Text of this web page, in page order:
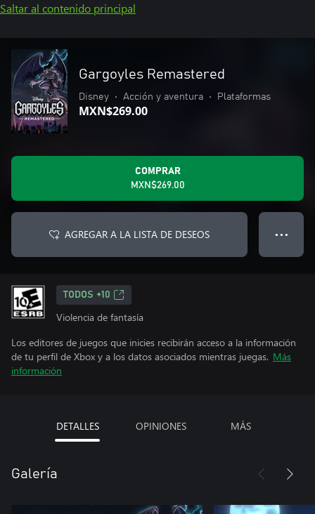
Saltar al contenido principal
Gargoyles Remastered
Disney • Acción y aventura • Plataformas
MXN$269.00
COMPRAR
MXN$269.00
AGREGAR A LA LISTA DE DESEOS ● ● ●
TODOS +10
Violencia de fantasía
Los editores de juegos que inicies recibirán acceso a la información
de tu perfil de Xbox y a los datos asociados mientras juegas. Más
información
DETALLES OPINIONES MÁS
Galería